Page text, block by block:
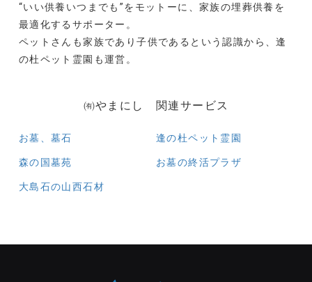
“いい供養いつまでも”をモットーに、家族の埋葬供養を
最適化するサポーター。
ペットさんも家族であり子供であるという認識から、逢
の杜ペット霊園も運営。
㈲やまにし 関連サービス
お墓、墓石 逢の杜ペット霊園
森の国墓苑 お墓の終活プラザ
大島石の山西石材